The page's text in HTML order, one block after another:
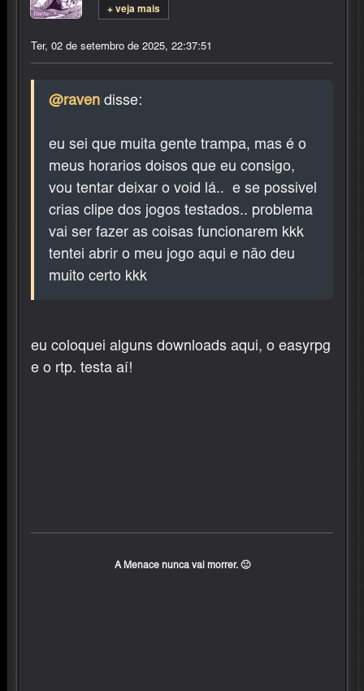
+ veja mais
Ter, 02 de setembro de 2025, 22:37:51
@raven disse:
eu sei que muita gente trampa, mas é o
meus horarios doisos que eu consigo,
vou tentar deixar o void lá.. e se possivel
crias clipe dos jogos testados.. problema
vai ser fazer as coisas funcionarem kkk
tentei abrir o meu jogo aqui e não deu
muito certo kkk
eu coloquei alguns downloads aqui, o easyrpg
e o rtp. testa aí!
A Menace nunca vai morrer. 🙂